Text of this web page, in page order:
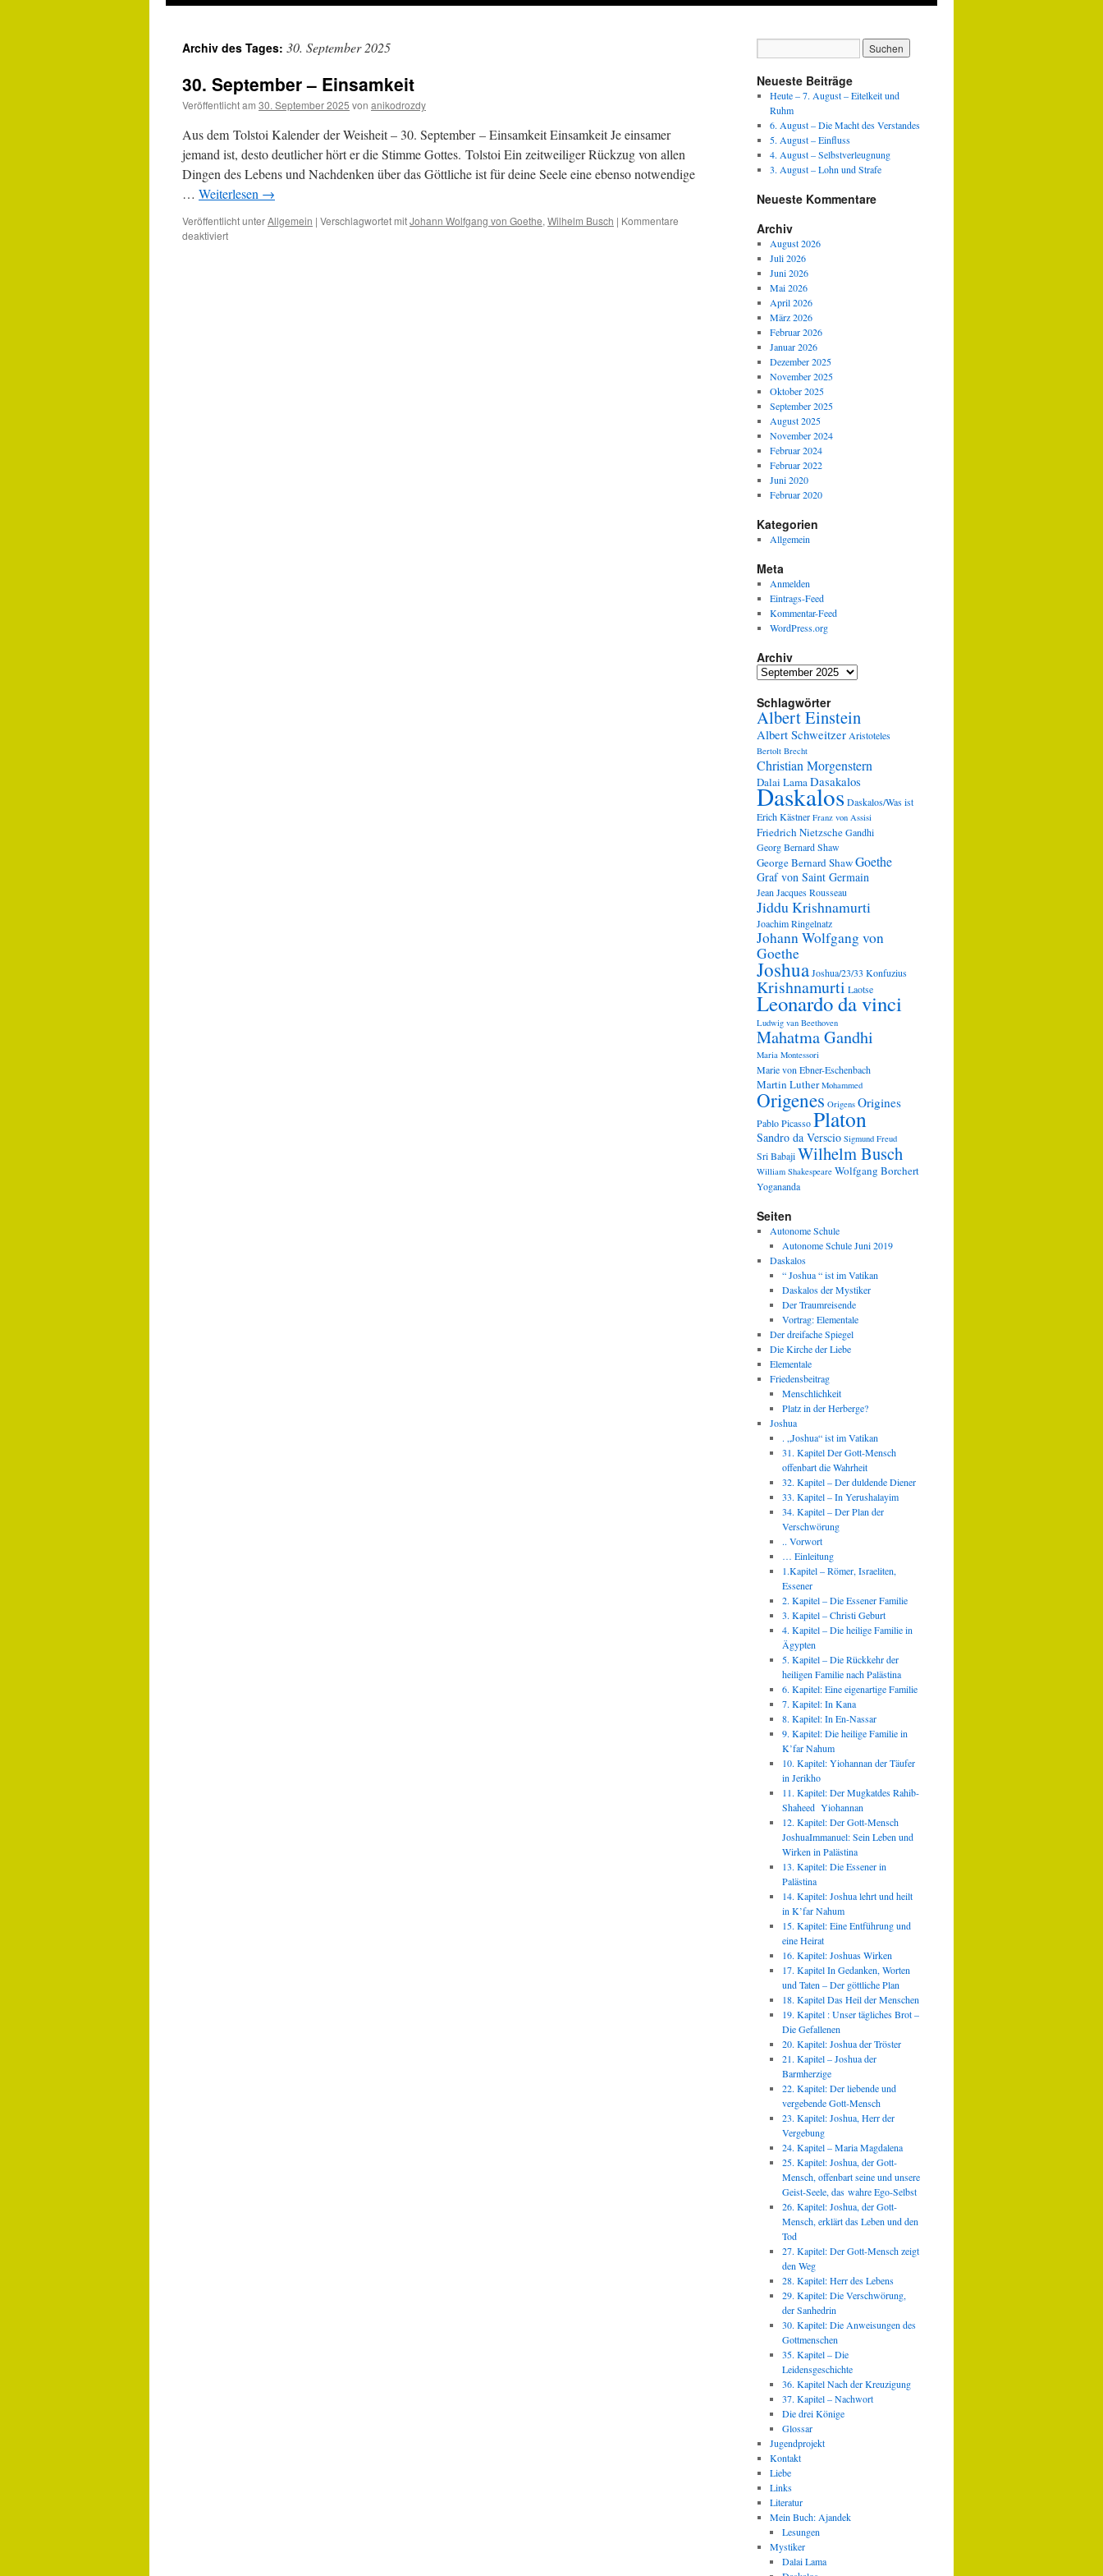
Archiv des Tages: 30. September 2025
30. September – Einsamkeit
Veröffentlicht am 30. September 2025 von anikodrozdy
Aus dem Tolstoi Kalender der Weisheit – 30. September – Einsamkeit Einsamkeit Je einsamer
jemand ist, desto deutlicher hört er die Stimme Gottes. Tolstoi Ein zeitweiliger Rückzug von allen
Dingen des Lebens und Nachdenken über das Göttliche ist für deine Seele eine ebenso notwendige
… Weiterlesen →
Veröffentlicht unterAllgemein | Verschlagwortet mitJohann Wolfgang von Goethe, Wilhelm Busch | Kommentare
deaktiviertfür
Neueste Beiträge
Heute – 7. August – Eitelkeit und
Ruhm
6. August – Die Macht des Verstandes
5. August – Einfluss
4. August – Selbstverleugnung
3. August – Lohn und Strafe
Neueste Kommentare
Archiv
August 2026
Juli 2026
Juni 2026
Mai 2026
April 2026
März 2026
Februar 2026
Januar 2026
Dezember 2025
November 2025
Oktober 2025
September 2025
August 2025
November 2024
Februar 2024
Februar 2022
Juni 2020
Februar 2020
Kategorien
Allgemein
Meta
Anmelden
Eintrags-Feed
Kommentar-Feed
WordPress.org
Archiv
Archiv
Schlagwörter
Albert Einstein
Albert Schweitzer Aristoteles
Bertolt Brecht
Christian Morgenstern
Dalai LamaDasakalos
DaskalosDaskalos/Was ist
Erich Kästner Franz von Assisi
Friedrich NietzscheGandhi
Georg Bernard Shaw
George Bernard ShawGoethe
Graf von Saint Germain
Jean Jacques Rousseau
Jiddu Krishnamurti
Joachim Ringelnatz
Johann Wolfgang von
Goethe
JoshuaJoshua/23/33 Konfuzius
Krishnamurti Laotse
Leonardo da vinci
Ludwig van Beethoven
Mahatma Gandhi
Maria Montessori
Marie von Ebner-Eschenbach
Martin Luther Mohammed
Origenes Origens Origines
Pablo PicassoPlaton
Sandro da Verscio Sigmund Freud
Sri BabajiWilhelm Busch
William Shakespeare Wolfgang Borchert
Yogananda
Seiten
Autonome Schule
Autonome Schule Juni 2019
Daskalos
“ Joshua “ ist im Vatikan
Daskalos der Mystiker
Der Traumreisende
Vortrag: Elementale
Der dreifache Spiegel
Die Kirche der Liebe
Elementale
Friedensbeitrag
Menschlichkeit
Platz in der Herberge?
Joshua
. „Joshua“ ist im Vatikan
31. Kapitel Der Gott-Mensch
offenbart die Wahrheit
32. Kapitel – Der duldende Diener
33. Kapitel – In Yerushalayim
34. Kapitel – Der Plan der
Verschwörung
.. Vorwort
… Einleitung
1.Kapitel – Römer, Israeliten,
Essener
2. Kapitel – Die Essener Familie
3. Kapitel – Christi Geburt
4. Kapitel – Die heilige Familie in
Ägypten
5. Kapitel – Die Rückkehr der
heiligen Familie nach Palästina
6. Kapitel: Eine eigenartige Familie
7. Kapitel: In Kana
8. Kapitel: In En-Nassar
9. Kapitel: Die heilige Familie in
K’far Nahum
10. Kapitel: Yiohannan der Täufer
in Jerikho
11. Kapitel: Der Mugkatdes Rahib-
Shaheed Yiohannan
12. Kapitel: Der Gott-Mensch
JoshuaImmanuel: Sein Leben und
Wirken in Palästina
13. Kapitel: Die Essener in
Palästina
14. Kapitel: Joshua lehrt und heilt
in K’far Nahum
15. Kapitel: Eine Entführung und
eine Heirat
16. Kapitel: Joshuas Wirken
17. Kapitel In Gedanken, Worten
und Taten – Der göttliche Plan
18. Kapitel Das Heil der Menschen
19. Kapitel : Unser tägliches Brot –
Die Gefallenen
20. Kapitel: Joshua der Tröster
21. Kapitel – Joshua der
Barmherzige
22. Kapitel: Der liebende und
vergebende Gott-Mensch
23. Kapitel: Joshua, Herr der
Vergebung
24. Kapitel – Maria Magdalena
25. Kapitel: Joshua, der Gott-
Mensch, offenbart seine und unsere
Geist-Seele, das wahre Ego-Selbst
26. Kapitel: Joshua, der Gott-
Mensch, erklärt das Leben und den
Tod
27. Kapitel: Der Gott-Mensch zeigt
den Weg
28. Kapitel: Herr des Lebens
29. Kapitel: Die Verschwörung,
der Sanhedrin
30. Kapitel: Die Anweisungen des
Gottmenschen
35. Kapitel – Die
Leidensgeschichte
36. Kapitel Nach der Kreuzigung
37. Kapitel – Nachwort
Die drei Könige
Glossar
Jugendprojekt
Kontakt
Liebe
Links
Literatur
Mein Buch: Ajandek
Lesungen
Mystiker
Dalai Lama